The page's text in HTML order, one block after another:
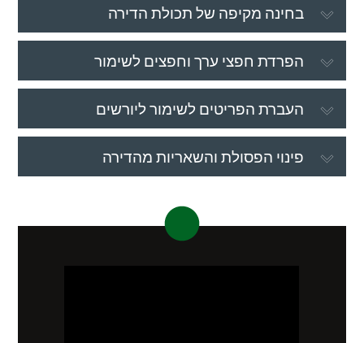
בחינה מקיפה של תכולת הדירה
הפרדת חפצי ערך וחפצים לשימור
העברת הפריטים לשימור ליורשים
פינוי הפסולת והשאריות מהדירה